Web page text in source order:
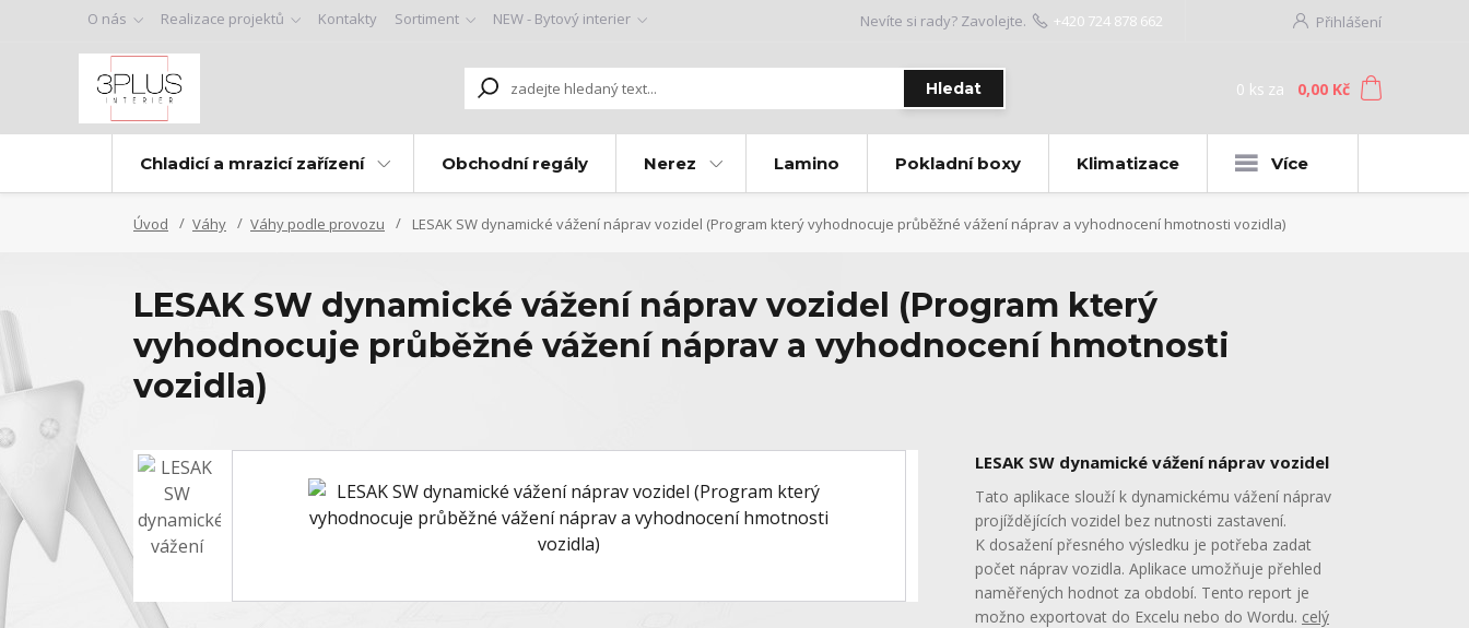
O nás Realizace projektů Kontakty Sortiment NEW - Bytový interier Přihlášení
Hledat
Nevíte si rady? Zavolejte. +420 724 878 662
0 ks za 0,00 Kč
Chladicí a mrazicí zařízení Obchodní regály Nerez Lamino Pokladní boxy Klimatizace Více
Úvod Váhy Váhy podle provozu LESAK SW dynamické vážení náprav vozidel (Program který vyhodnocuje průběžné vážení náprav a vyhodnocení hmotnosti vozidla)
LESAK SW dynamické vážení náprav vozidel (Program který
vyhodnocuje průběžné vážení náprav a vyhodnocení hmotnosti
vozidla)
LESAK SW dynamické vážení náprav vozidel
Tato aplikace slouží k dynamickému vážení náprav
projíždějících vozidel bez nutnosti zastavení.
K dosažení přesného výsledku je potřeba zadat
počet náprav vozidla. Aplikace umožňuje přehled
naměřených hodnot za období. Tento report je
možno exportovat do Excelu nebo do Wordu. celý